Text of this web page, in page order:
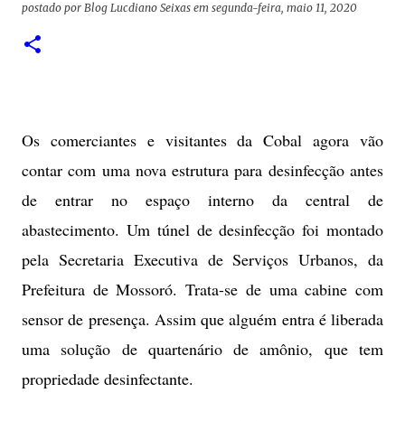
postado por Blog Lucdiano Seixas em segunda-feira, maio 11, 2020
Os comerciantes e visitantes da Cobal agora vão
contar com uma nova estrutura para desinfecção antes
de entrar no espaço interno da central de
abastecimento. Um túnel de desinfecção foi montado
pela Secretaria Executiva de Serviços Urbanos, da
Prefeitura de Mossoró. Trata-se de uma cabine com
sensor de presença. Assim que alguém entra é liberada
uma solução de quartenário de amônio, que tem
propriedade desinfectante.